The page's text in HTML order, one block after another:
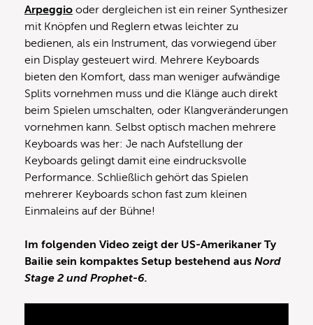
Arpeggio oder dergleichen ist ein reiner Synthesizer
mit Knöpfen und Reglern etwas leichter zu
bedienen, als ein Instrument, das vorwiegend über
ein Display gesteuert wird. Mehrere Keyboards
bieten den Komfort, dass man weniger aufwändige
Splits vornehmen muss und die Klänge auch direkt
beim Spielen umschalten, oder Klangveränderungen
vornehmen kann. Selbst optisch machen mehrere
Keyboards was her: Je nach Aufstellung der
Keyboards gelingt damit eine eindrucksvolle
Performance. Schließlich gehört das Spielen
mehrerer Keyboards schon fast zum kleinen
Einmaleins auf der Bühne!
Im folgenden Video zeigt der US-Amerikaner Ty
Bailie sein kompaktes Setup bestehend aus Nord
Stage 2 und Prophet-6.